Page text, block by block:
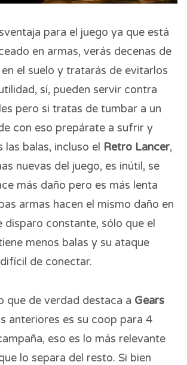
para el juego ya que está
en armas, verás decenas de
el suelo y tratarás de evitarlos
sí, pueden servir contra
pero si tratas de tumbar a un
con eso prepárate a sufrir y
balas, incluso el Retro Lancer,
nuevas del juego, es inútil, se
más daño pero es más lenta
armas hacen el mismo daño en
disparo constante, sólo que el
menos balas y su ataque
de conectar.
que de verdad destaca a Gears
anteriores es su coop para 4
eso es lo más relevante
lo separa del resto. Si bien